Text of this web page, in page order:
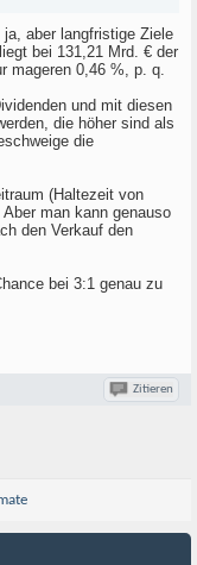
aber langfristige Ziele
bei 131,21 Mrd. € der
mageren 0,46 %, p. q.
und mit diesen
die höher sind als
die
(Haltezeit von
man kann genauso
den Verkauf den
bei 3:1 genau zu
Zitieren